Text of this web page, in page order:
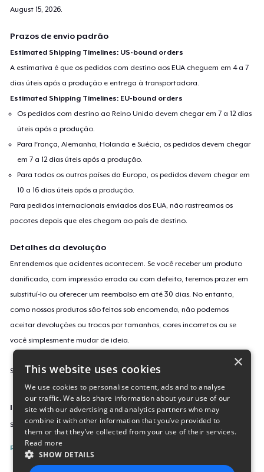
August 15, 2026.
Prazos de envio padrão
Estimated Shipping Timelines: US-bound orders
A estimativa é que os pedidos com destino aos EUA cheguem em 4 a 7
dias úteis após a produção e entrega à transportadora.
Estimated Shipping Timelines: EU-bound orders
Os pedidos com destino ao Reino Unido devem chegar em 7 a 12 dias
úteis após a produção.
Para França, Alemanha, Holanda e Suécia, os pedidos devem chegar
em 7 a 12 dias úteis após a produção.
Para todos os outros países da Europa, os pedidos devem chegar em
10 a 16 dias úteis após a produção.
Para pedidos internacionais enviados dos EUA, não rastreamos os
pacotes depois que eles chegam ao país de destino.
Detalhes da devolução
Entendemos que acidentes acontecem. Se você receber um produto
danificado, com impressão errada ou com defeito, teremos prazer em
substituí-lo ou oferecer um reembolso em até 30 dias. No entanto,
como nossos produtos são feitos sob encomenda, não podemos
aceitar devoluções ou trocas por tamanhos, cores incorretos ou se
você simplesmente mudar de ideia.
Saiba mais sobre a nossa política de devolução
Identificação da campanha
sitting-in-my-room
Reporte esta Campanha
×
This website uses cookies
We use cookies to personalise content, ads and to analyse
our traffic. We also share information about your use of our
site with our advertising and analytics partners who may
combine it with other information that you’ve provided to
them or that they’ve collected from your use of their services.
Read more
SHOW DETAILS